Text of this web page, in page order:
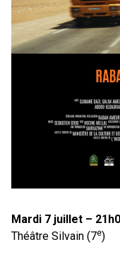
Mardi 7 juillet –
Théâtre Silvain (7e)